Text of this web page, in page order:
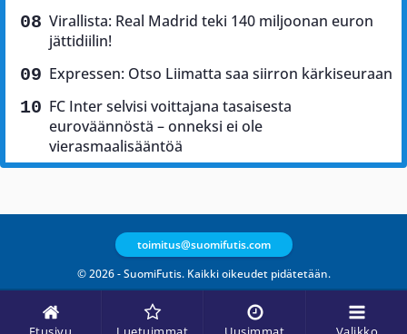
Virallista: Real Madrid teki 140 miljoonan euron
jättidiilin!
Expressen: Otso Liimatta saa siirron kärkiseuraan
FC Inter selvisi voittajana tasaisesta
euroväännöstä – onneksi ei ole
vierasmaalisääntöä
© 2026 - SuomiFutis. Kaikki oikeudet pidätetään.
toimitus@suomifutis.com